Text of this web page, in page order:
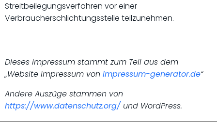
Streitbeilegungsverfahren vor einer
Verbraucherschlichtungsstelle teilzunehmen.
Dieses Impressum stammt zum Teil aus dem
„Website Impressum von impressum-generator.de“
Andere Auszüge stammen von
https://www.datenschutz.org/ und WordPress.